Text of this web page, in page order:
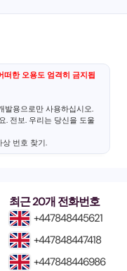
떠한 오용도 엄격히 금지됩
발용으로만 사용하십시오.
. 전보. 우리는 당신을 도울
상 번호 찾기.
최근 20개 전화번호
+447848445621
+447848447418
+447848446986